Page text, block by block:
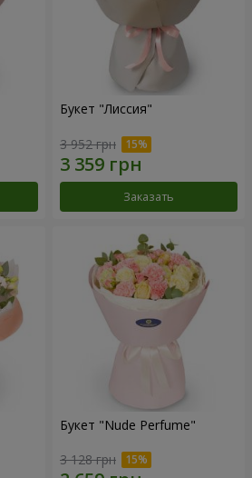
Букет "Лиссия"
3 952 грн
Заказать
Букет "Nude Perfume"
3 128 грн